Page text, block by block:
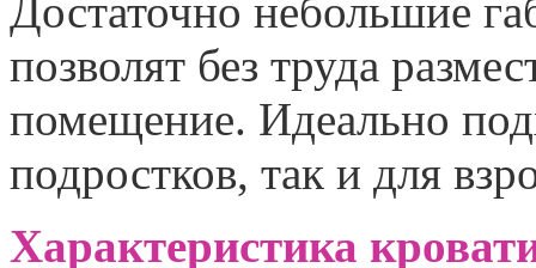
Достаточно небольшие
позволят без труда
помещение. Идеально
подростков, так и для
Характеристика